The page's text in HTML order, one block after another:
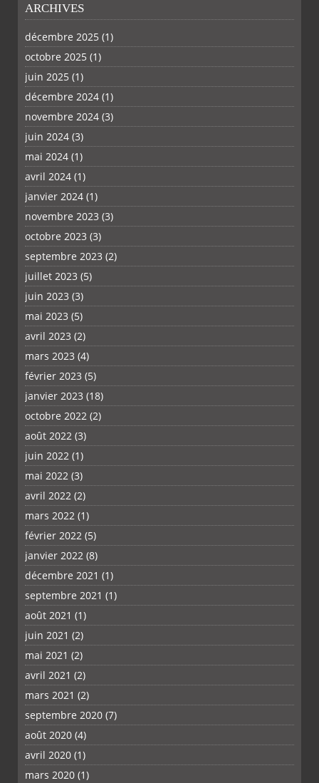
ARCHIVES
décembre 2025 (1)
octobre 2025 (1)
juin 2025 (1)
décembre 2024 (1)
novembre 2024 (3)
juin 2024 (3)
mai 2024 (1)
avril 2024 (1)
janvier 2024 (1)
novembre 2023 (3)
octobre 2023 (3)
septembre 2023 (2)
juillet 2023 (5)
juin 2023 (3)
mai 2023 (5)
avril 2023 (2)
mars 2023 (4)
février 2023 (5)
janvier 2023 (18)
octobre 2022 (2)
août 2022 (3)
juin 2022 (1)
mai 2022 (3)
avril 2022 (2)
mars 2022 (1)
février 2022 (5)
janvier 2022 (8)
décembre 2021 (1)
septembre 2021 (1)
août 2021 (1)
juin 2021 (2)
mai 2021 (2)
avril 2021 (2)
mars 2021 (2)
septembre 2020 (7)
août 2020 (4)
avril 2020 (1)
mars 2020 (1)